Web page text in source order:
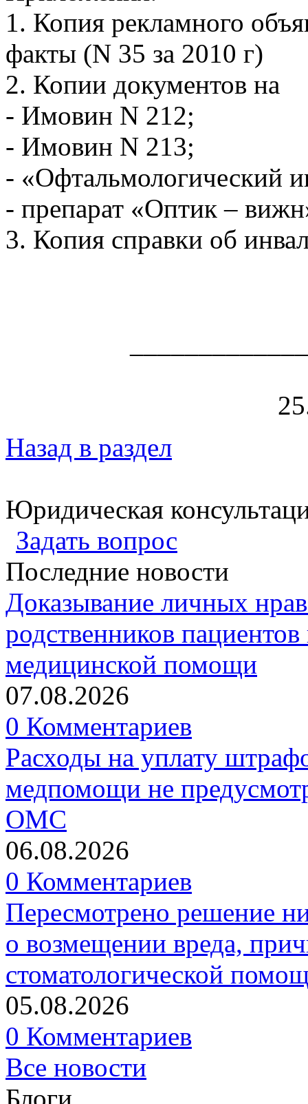
1. Копия рекламного
факты (N 35 за 2010 г)
2. Копии документов на
- Имовин N 212;
- Имовин N 213;
- «Офтальмологический
- препарат «Оптик –
3. Копия справки об
Назад в раздел
Юридическая
Задать вопрос
Последние новости
Доказывание личных
родственников
медицинской помощи
07.08.2026
0 Комментариев
Расходы на уплату
медпомощи не
ОМС
06.08.2026
0 Комментариев
Пересмотрено решение
о возмещении вреда,
стоматологической
05.08.2026
0 Комментариев
Все новости